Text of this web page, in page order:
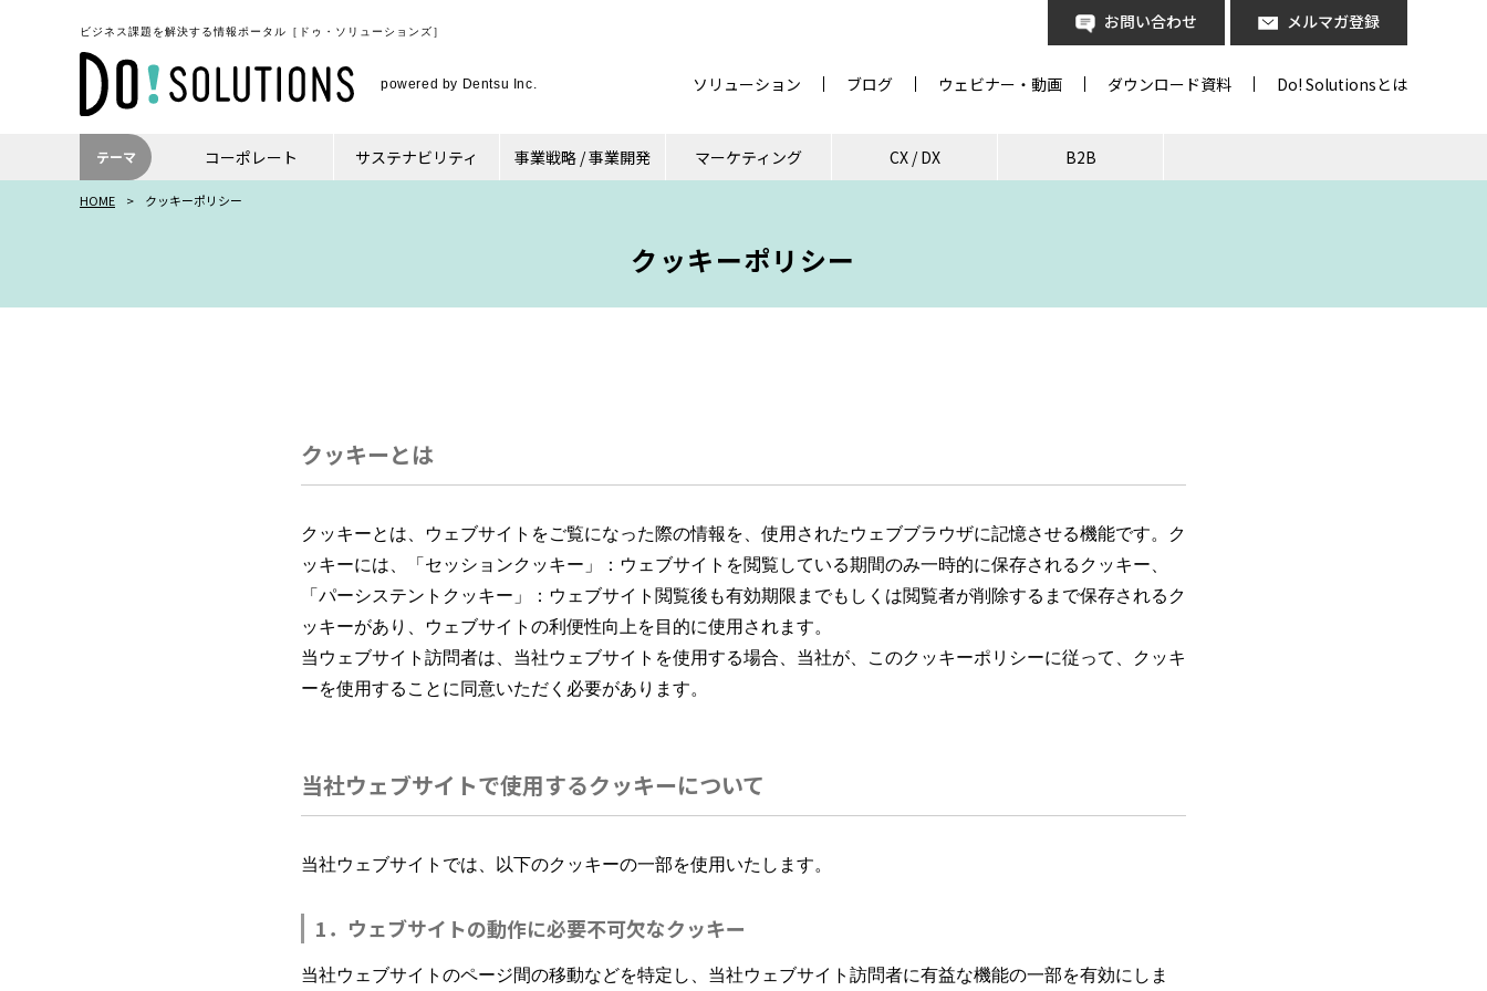
ビジネス課題を解決する情報ポータル ［ドゥ・ソリューションズ］
powered by Dentsu Inc.
お問い合わせ メルマガ登録
ソリューション ブログ ウェビナー・動画 ダウンロード資料 Do! Solutionsとは
テーマ コーポレート サステナビリティ 事業戦略 / 事業開発 マーケティング CX / DX B2B
HOME クッキーポリシー
クッキーポリシー
クッキーとは
クッキーとは、ウェブサイトをご覧になった際の情報を、使用されたウェブブラウザに記憶させる機能です。ク
ッキーには、「セッションクッキー」：ウェブサイトを閲覧している期間のみ一時的に保存されるクッキー、
「パーシステントクッキー」：ウェブサイト閲覧後も有効期限までもしくは閲覧者が削除するまで保存されるク
ッキーがあり、ウェブサイトの利便性向上を目的に使用されます。
当ウェブサイト訪問者は、当社ウェブサイトを使用する場合、当社が、このクッキーポリシーに従って、クッキ
ーを使用することに同意いただく必要があります。
当社ウェブサイトで使用するクッキーについて
当社ウェブサイトでは、以下のクッキーの一部を使用いたします。
1．ウェブサイトの動作に必要不可欠なクッキー
当社ウェブサイトのページ間の移動などを特定し、当社ウェブサイト訪問者に有益な機能の一部を有効にしま